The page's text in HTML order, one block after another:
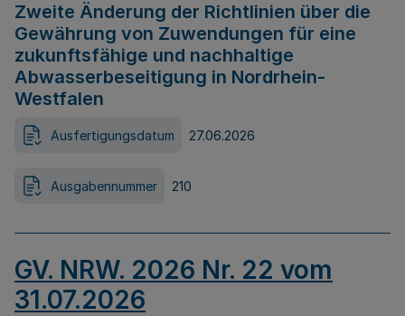
Zweite Änderung der Richtlinien über die
Gewährung von Zuwendungen für eine
zukunftsfähige und nachhaltige
Abwasserbeseitigung in Nordrhein-
Westfalen
Ausfertigungsdatum 27.06.2026
Ausgabennummer 210
GV. NRW. 2026 Nr. 22 vom
31.07.2026